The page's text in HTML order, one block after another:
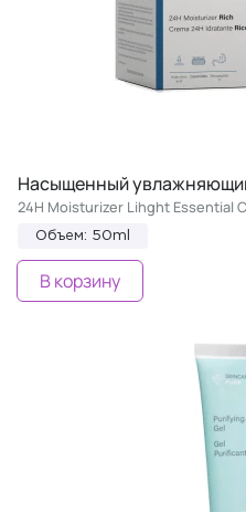
Насыщенный
24H Moisturizer Lihght Essential
Объем: 50ml
В корзину